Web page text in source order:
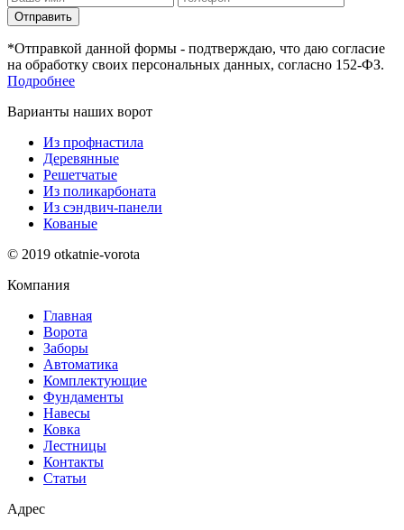
Отправить
*Отправкой данной формы - подтверждаю, что даю согласие
на обработку своих персональных данных, согласно 152-ФЗ.
Подробнее
Варианты наших ворот
Из профнастила
Деревянные
Решетчатые
Из поликарбоната
Из сэндвич-панели
Кованые
© 2019 otkatnie-vorota
Компания
Главная
Ворота
Заборы
Автоматика
Комплектующие
Фундаменты
Навесы
Ковка
Лестницы
Контакты
Статьи
Адрес